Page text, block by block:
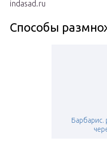
indasad.ru
Способы